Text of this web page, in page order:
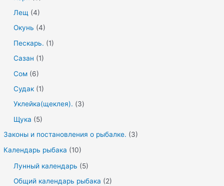
Лещ (4)
Окунь (4)
Пескарь. (1)
Сазан (1)
Сом (6)
Судак (1)
Уклейка(щеклея). (3)
Щука (5)
Законы и постановления о рыбалке. (3)
Календарь рыбака (10)
Лунный календарь (5)
Общий календарь рыбака (2)